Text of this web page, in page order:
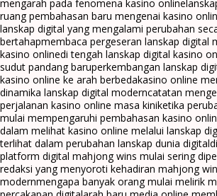
mengarah pada fenomena kasino online
ruang pembahasan baru mengenai kasino
lanskap digital yang mengalami perubahan
bertahapmembaca pergeseran lanskap digital
kasino onlinedi tengah lanskap digital kasino
sudut pandang baruperkembangan lanskap
kasino online ke arah berbedakasino online
dinamika lanskap digital moderncatatan
perjalanan kasino online masa kiniketika
mulai mempengaruhi pembahasan kasino
dalam melihat kasino online melalui lanskap
terlihat dalam perubahan lanskap dunia digital
platform digital mahjong wins mulai sering
redaksi yang menyoroti kehadiran mahjong
modernmengapa banyak orang mulai melirik